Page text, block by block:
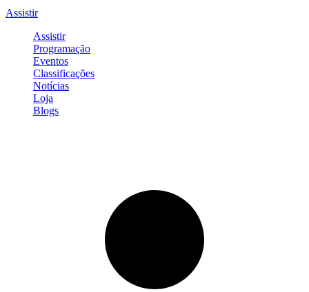
Assistir
Assistir
Programação
Eventos
Classificações
Notícias
Loja
Blogs